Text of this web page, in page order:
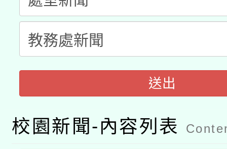
年度健康促進學校輔導
業成長研習」實施計畫
原住民族教育政策研討
族教育國際趨勢與發展
轉知教育部國民及學前
新北市政府教育局辦理
師專業成長研習實施計
方素養工作坊新北場」
函轉國立臺灣師範大學
「族語學習班」招生簡
轉知有關國立成功大學
文教學共融平台-教案
件」活動簡章
教育部國民及學前教
年度COVID-19疫苗接
送出
校園新聞-內容列表